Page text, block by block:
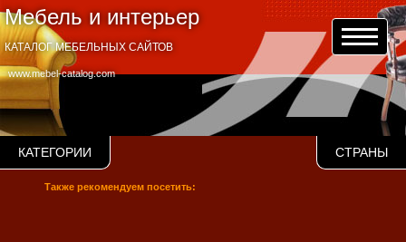
Мебель и интерьер
www.mebel-catalog.com
КАТАЛОГ МЕБЕЛЬНЫХ САЙТОВ
КАТЕГОРИИ СТРАНЫ
Также рекомендуем посетить: